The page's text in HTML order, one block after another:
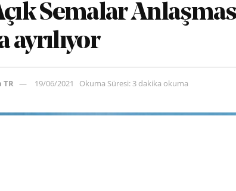
Semalar
ayrılıyor
TR 19/06/2021 Okuma Süresi: 3 dakika okuma